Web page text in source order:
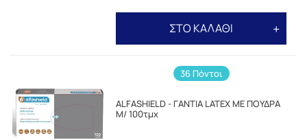
ΣΤΟ ΚΑΛΑΘΙ
36 Πόντοι
ALFASHIELD - ΓΑΝΤΙΑ LATEX ΜΕ ΠΟΥΔΡΑ
M/ 100τμχ